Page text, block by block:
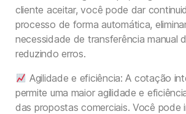
cliente aceitar, você pode dar
processo de forma automática,
necessidade de transferência manual
reduzindo erros.
Agilidade e eficiência: A cotação
permite uma maior agilidade e
das propostas comerciais. Você pode